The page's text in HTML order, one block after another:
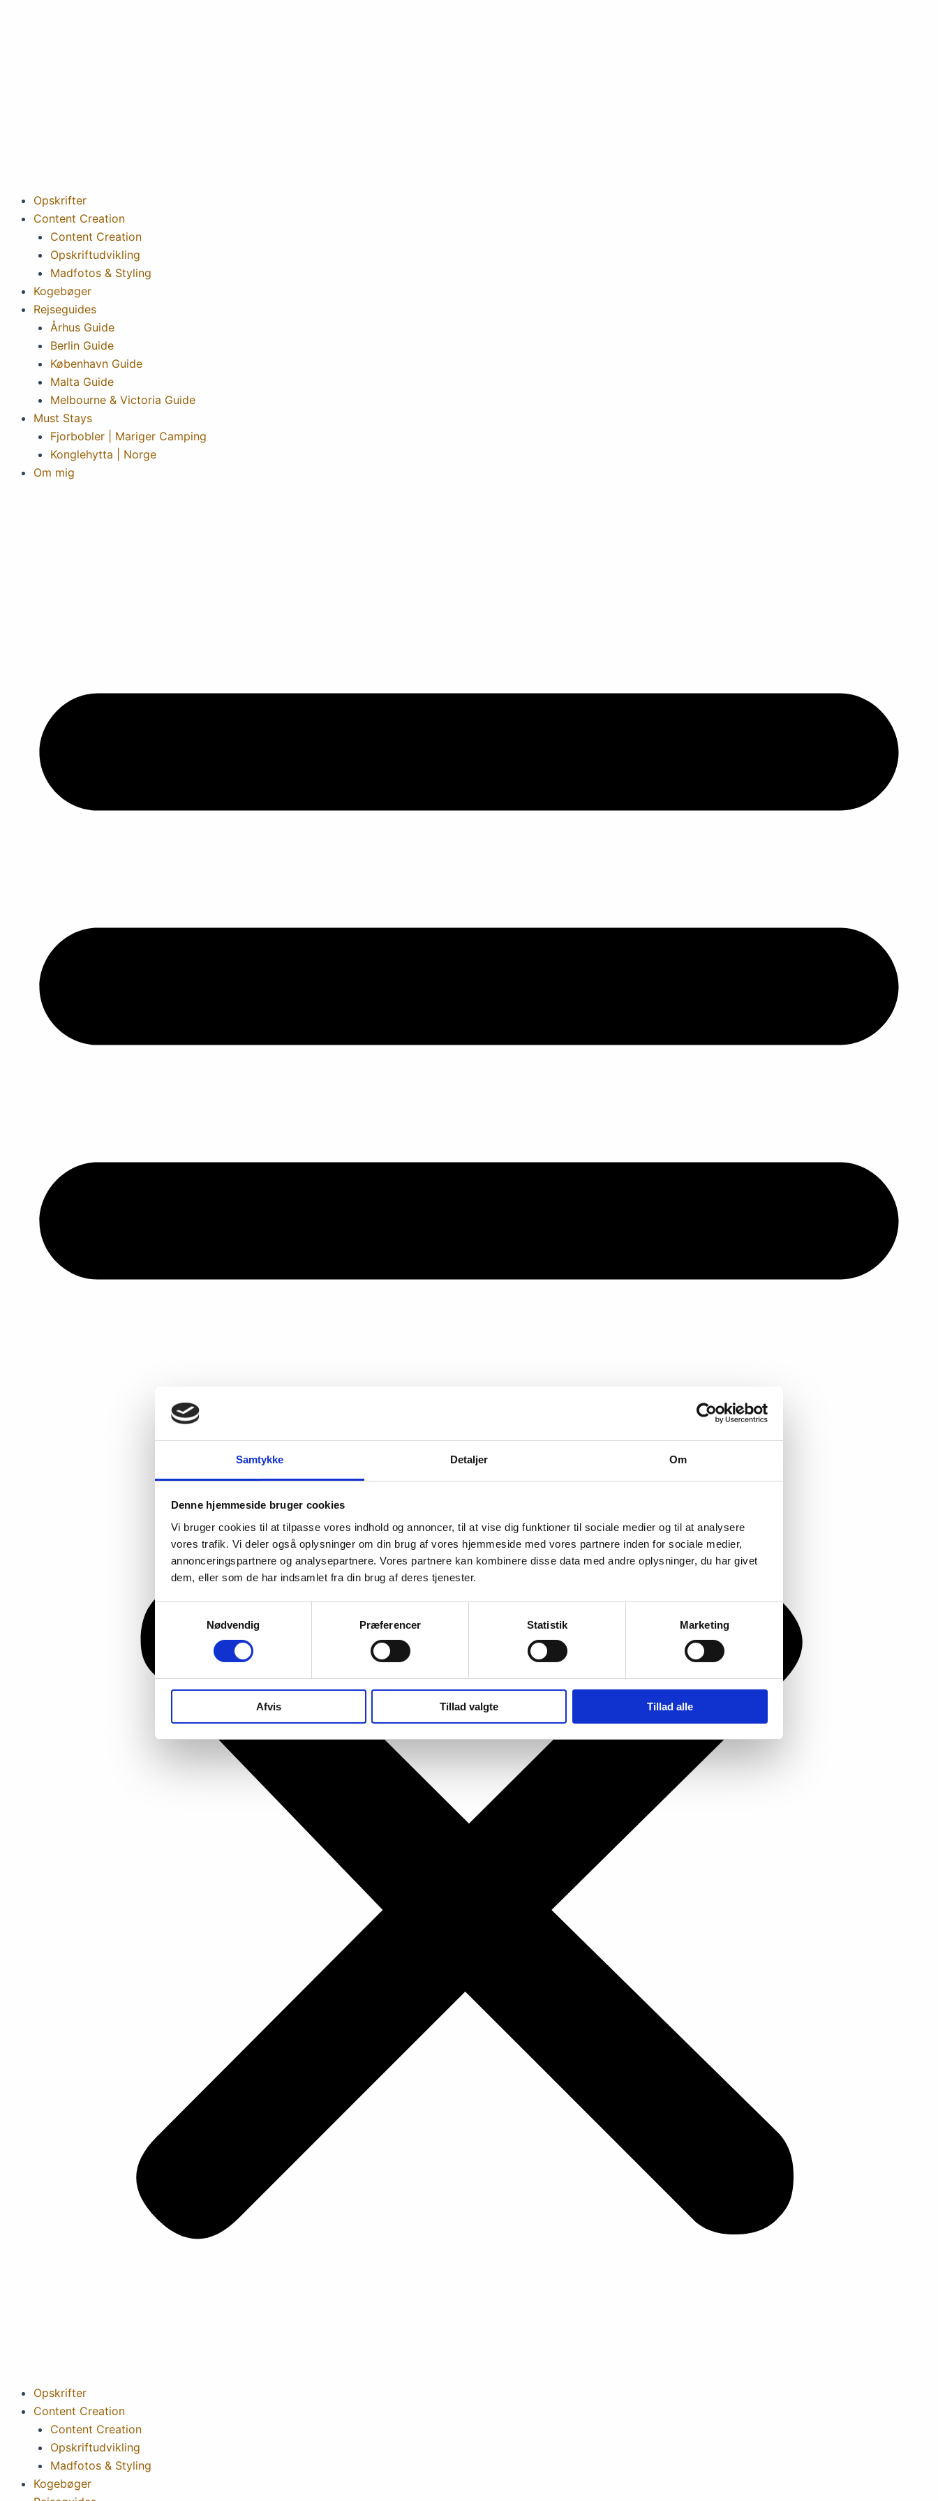
Samtykke Detaljer Om
Denne hjemmeside bruger cookies
Vi bruger cookies til at tilpasse vores indhold og annoncer, til at vise dig funktioner til sociale medier og til at analysere
vores trafik. Vi deler også oplysninger om din brug af vores hjemmeside med vores partnere inden for sociale medier,
annonceringspartnere og analysepartnere. Vores partnere kan kombinere disse data med andre oplysninger, du har givet
dem, eller som de har indsamlet fra din brug af deres tjenester.
Nødvendig
Præferencer Statistik Marketing
Afvis Tillad valgte Tillad alle
Opskrifter
Content Creation
Content Creation
Opskriftudvikling
Madfotos & Styling
Kogebøger
Rejseguides
Århus Guide
Berlin Guide
København Guide
Malta Guide
Melbourne & Victoria Guide
Must Stays
Fjorbobler | Mariger Camping
Konglehytta | Norge
Om mig
Opskrifter
Content Creation
Content Creation
Opskriftudvikling
Madfotos & Styling
Kogebøger